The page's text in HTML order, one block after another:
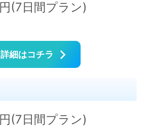
(7日間プラン)
詳細はコチラ
(7日間プラン)